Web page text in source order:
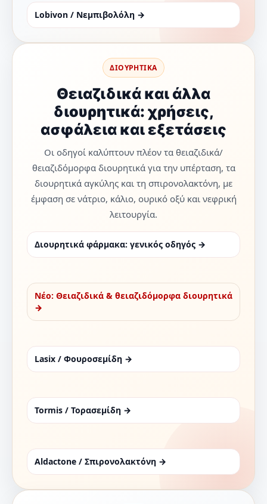
Lobivon / Νεμπιβολόλη →
ΔΙΟΥΡΗΤΙΚΑ
Θειαζιδικά και άλλα
διουρητικά: χρήσεις,
ασφάλεια και εξετάσεις
Οι οδηγοί καλύπτουν πλέον τα θειαζιδικά/
θειαζιδόμορφα διουρητικά για την υπέρταση, τα
διουρητικά αγκύλης και τη σπιρονολακτόνη, με
έμφαση σε νάτριο, κάλιο, ουρικό οξύ και νεφρική
λειτουργία.
Διουρητικά φάρμακα: γενικός οδηγός →
Νέο: Θειαζιδικά & θειαζιδόμορφα διουρητικά
→
Lasix / Φουροσεμίδη →
Tormis / Τορασεμίδη →
Aldactone / Σπιρονολακτόνη →